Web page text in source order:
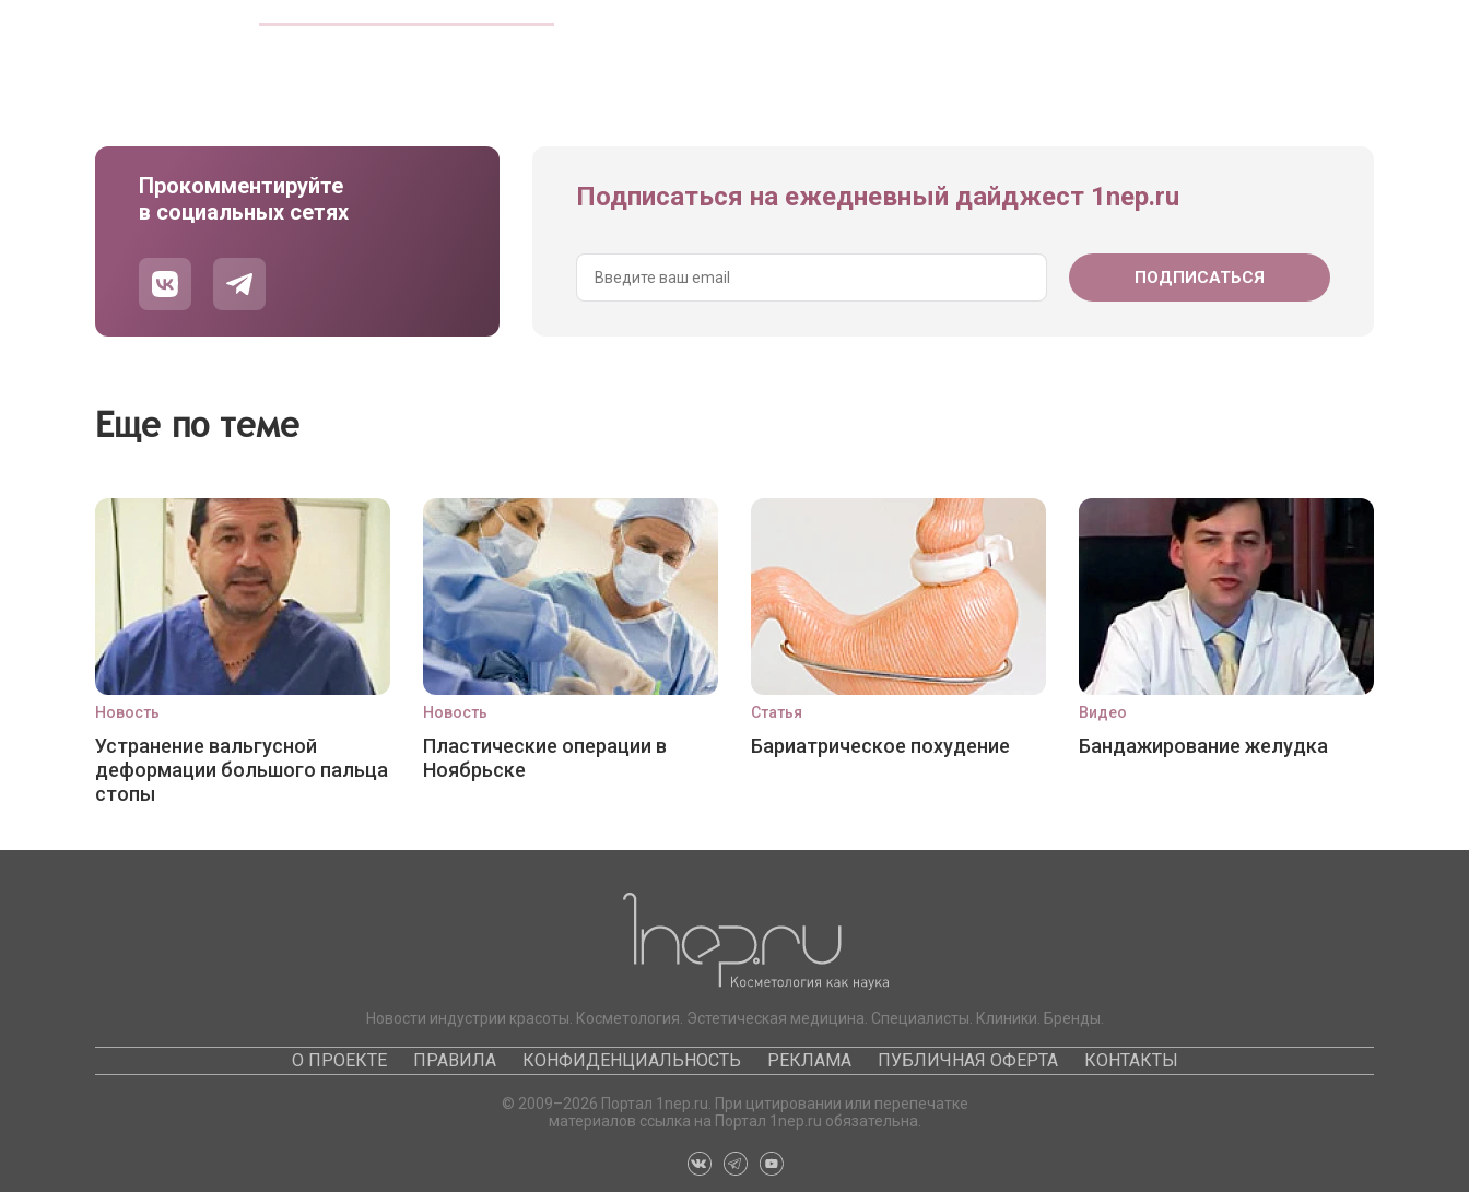
Прокомментируйте
в социальных сетях
Подписаться на ежедневный дайджест 1nep.ru
Еще по теме
Новость
Устранение вальгусной
деформации большого пальца
стопы
Новость
Пластические операции в
Ноябрьске
Статья
Бариатрическое похудение
Видео
Бандажирование желудка
Новости индустрии красоты. Косметология. Эстетическая медицина. Специалисты. Клиники. Бренды.
О ПРОЕКТЕ ПРАВИЛА КОНФИДЕНЦИАЛЬНОСТЬ РЕКЛАМА ПУБЛИЧНАЯ ОФЕРТА КОНТАКТЫ
© 2009–2026 Портал 1nep.ru. При цитировании или перепечатке
материалов ссылка на Портал 1nep.ru обязательна.